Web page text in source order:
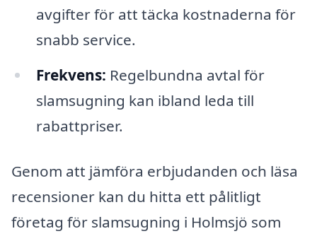
avgifter för att täcka kostnaderna för
snabb service.
Frekvens: Regelbundna avtal för
slamsugning kan ibland leda till
rabattpriser.
Genom att jämföra erbjudanden och läsa
recensioner kan du hitta ett pålitligt
företag för slamsugning i Holmsjö som